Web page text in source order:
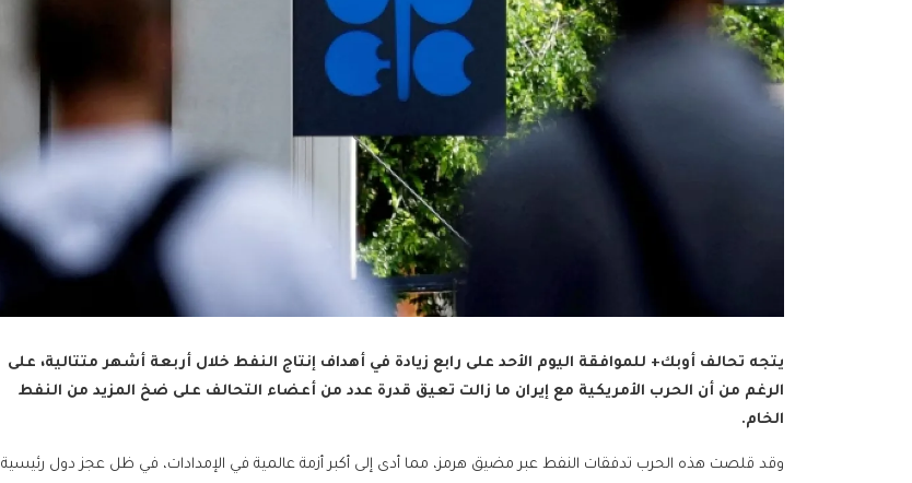
يتجه تحالف أوبك+ للموافقة اليوم الأحد على رابع زيادة في أهداف إنتاج النفط خلال أربعة أشهر متتالية، على
الرغم من أن الحرب الأمريكية مع إيران ما زالت تعيق قدرة عدد من أعضاء التحالف على ضخ المزيد من النفط
الخام.
وقد قلصت هذه الحرب تدفقات النفط عبر مضيق هرمز، مما أدى إلى أكبر أزمة عالمية في الإمدادات، في ظل عجز دول رئيسية